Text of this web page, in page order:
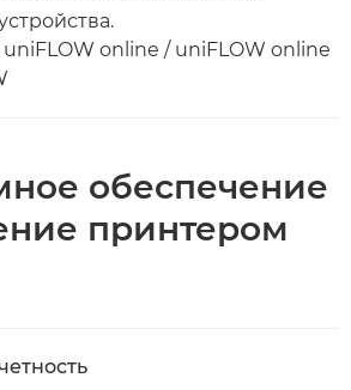
online / uniFLOW online
обеспечение
принтером